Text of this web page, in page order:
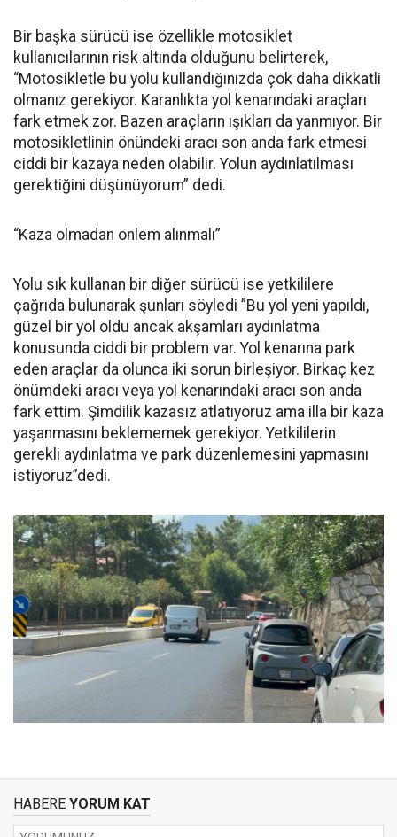
Bir başka sürücü ise özellikle motosiklet
kullanıcılarının risk altında olduğunu belirterek,
“Motosikletle bu yolu kullandığınızda çok daha dikkatli
olmanız gerekiyor. Karanlıkta yol kenarındaki araçları
fark etmek zor. Bazen araçların ışıkları da yanmıyor. Bir
motosikletlinin önündeki aracı son anda fark etmesi
ciddi bir kazaya neden olabilir. Yolun aydınlatılması
gerektiğini düşünüyorum” dedi.
“Kaza olmadan önlem alınmalı”
Yolu sık kullanan bir diğer sürücü ise yetkililere
çağrıda bulunarak şunları söyledi ”Bu yol yeni yapıldı,
güzel bir yol oldu ancak akşamları aydınlatma
konusunda ciddi bir problem var. Yol kenarına park
eden araçlar da olunca iki sorun birleşiyor. Birkaç kez
önümdeki aracı veya yol kenarındaki aracı son anda
fark ettim. Şimdilik kazasız atlatıyoruz ama illa bir kaza
yaşanmasını beklememek gerekiyor. Yetkililerin
gerekli aydınlatma ve park düzenlemesini yapmasını
istiyoruz”dedi.
HABERE YORUM KAT